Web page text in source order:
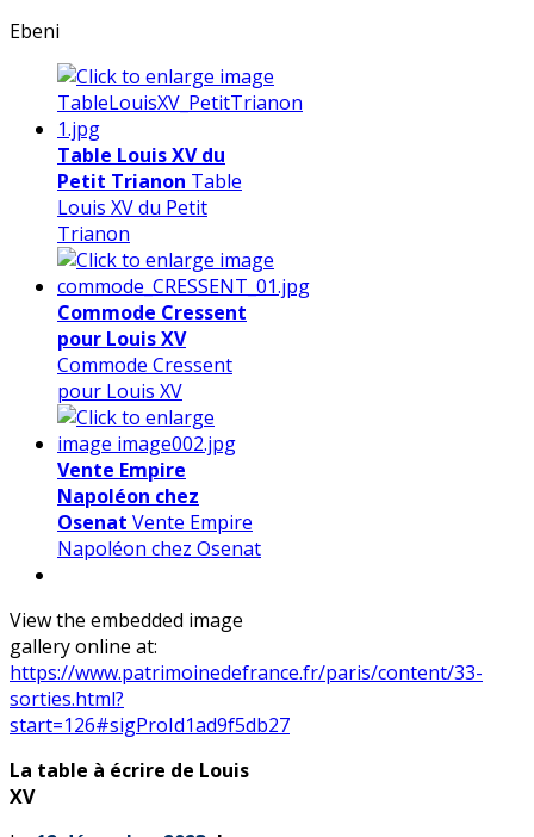
Ebeni
Table Louis XV du
Petit Trianon Table
Louis XV du Petit
Trianon
Commode Cressent
pour Louis XV
Commode Cressent
pour Louis XV
Vente Empire
Napoléon chez
Osenat Vente Empire
Napoléon chez Osenat
View the embedded image
gallery online at:
https://www.patrimoinedefrance.fr/paris/content/33-
sorties.html?
start=126#sigProId1ad9f5db27
La table à écrire de Louis
XV